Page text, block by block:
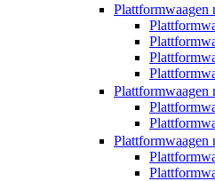
Plattformwaagen
Plattformwaagen
Plattformwaagen